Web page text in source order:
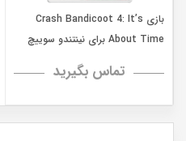
بازی Crash Bandicoot 4: It’s
About Time برای نینتندو سوییچ
تماس بگیرید